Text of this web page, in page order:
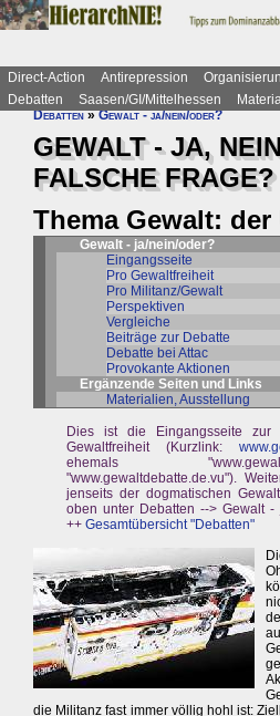
Direct-Action Antirepression
Debatten
Saasen/GI/Mittelhessen
Debatten»Gewalt - ja/nein/oder?
GEWALT - JA,
FALSCHE FRAGE?
Thema Gewalt:
Gewalt - ja/nein/oder?
Eingangsseite
Pro Gewaltfreiheit
Pro Militanz/Gewalt
Perspektiven
Vergleiche
Beiträge zur Debatte
Debatte bei Attac
Provokante Aktionen
Ergänzende Seiten und Links
Materialien, Ausstellung
Dies ist die Eingangsseite zur
Gewaltfreiheit (Kurzlink:
ehemals
"www.gewaltdebatte.de.vu").
jenseits der dogmatischen
oben unter Debatten --> Gewalt
++ Gesamtübersicht "Debatten"
die Militanz fast immer völlig hohl ist: